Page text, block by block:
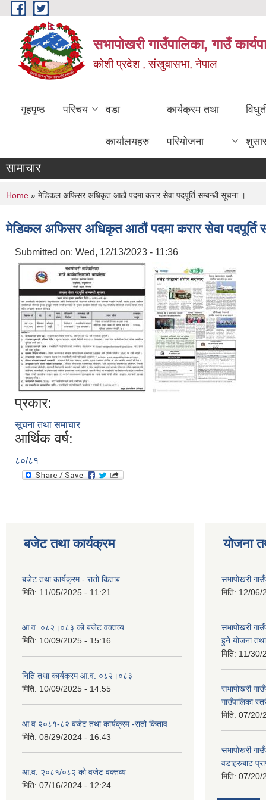
Skip to main content
सभापोखरी गाउँपालिका, गाउँ
कोशी प्रदेश , संखुवासभा, नेपाल
गृहपृष्ठ परिचय वडा
कार्यालयहरु
कार्यक्रम तथा
परियोजना
सामाचार
You are here
Home » मेडिकल अफिसर अधिकृत आठौं पदमा करार सेवा पदपूर्ति सम्बन्धी सूचना ।
मेडिकल अफिसर अधिकृत आठौं पदमा करार सेवा पदपूर्ति
Submitted on: Wed, 12/13/2023 - 11:36
प्रकार:
सूचना तथा समाचार
आर्थिक वर्ष:
८०/८१
बजेट तथा कार्यक्रम
बजेट तथा कार्यक्रम - रातो किताब
मिति: 11/05/2025 - 11:21
आ.व. ०८२।०८३ को बजेट वक्तव्य
मिति: 10/09/2025 - 15:16
निति तथा कार्यक्रम आ.व. ०८२।०८३
मिति: 10/09/2025 - 14:55
आ व २०८१-८२ बजेट तथा कार्यक्रम -रातो किताव
मिति: 08/29/2024 - 16:43
आ.व. २०८१/०८२ को वजेट वक्तव्य
मिति: 07/16/2024 - 12:24
योजना
सभापोखरी
मिति: 12/06/
सभापोखरी
हुने योजना
मिति: 11/30/
सभापोखरी
गाउँपालिका
मिति: 07/20/
सभापोखरी
वडाहरुबाट
मिति: 07/20/